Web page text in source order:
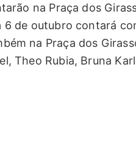
na Praça dos
6 de outubro contará
na Praça dos
Theo Rubia, Bruna